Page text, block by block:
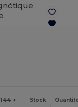
144 + Stock